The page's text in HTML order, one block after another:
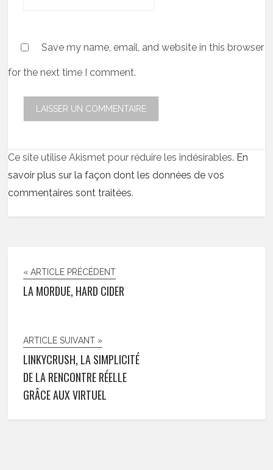
Save my name, email, and website in this browser
for the next time I comment.
Ce site utilise Akismet pour réduire les indésirables. En
savoir plus sur la façon dont les données de vos
commentaires sont traitées.
« ARTICLE PRÉCÉDENT
LA MORDUE, HARD CIDER
ARTICLE SUIVANT »
LINKYCRUSH, LA SIMPLICITÉ
DE LA RENCONTRE RÉELLE
GRÂCE AUX VIRTUEL